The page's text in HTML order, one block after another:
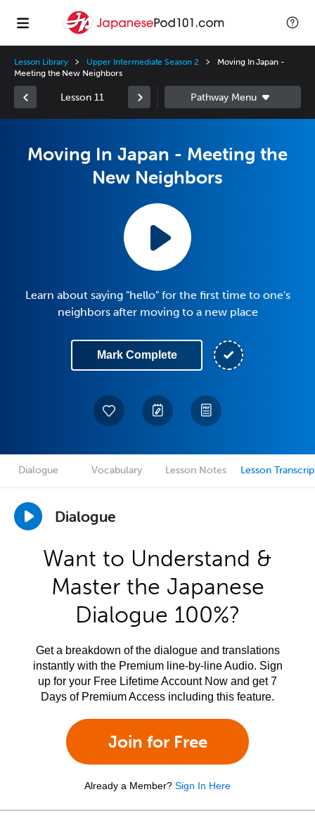
Lesson Library Upper Intermediate Season 2
Moving In Japan -
Meeting the New Neighbors
Lesson 11
Moving In Japan - Meeting the
New Neighbors
Learn about saying "hello" for the first time to one's
neighbors after moving to a new place
Mark Complete
Dialogue Vocabulary Lesson Notes Lesson
Dialogue
Want to Understand &
Master the Japanese
Dialogue 100%?
Get a breakdown of the dialogue and translations
instantly with the Premium line-by-line Audio. Sign
up for your Free Lifetime Account Now and get 7
Days of Premium Access including this feature.
Join for Free
Already a Member? Sign In Here